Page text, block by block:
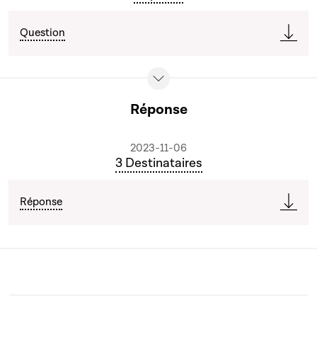
Question
Réponse
2023-11-06
3 Destinataires
Réponse